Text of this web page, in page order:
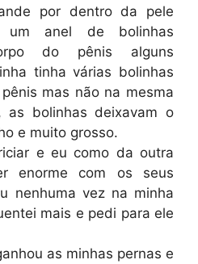
por dentro da pele
um anel de bolinhas
do pênis alguns
tinha várias bolinhas
mas não na mesma
as bolinhas deixavam o
e muito grosso.
e eu como da outra
enorme com os seus
nenhuma vez na minha
mais e pedi para ele
as minhas pernas e